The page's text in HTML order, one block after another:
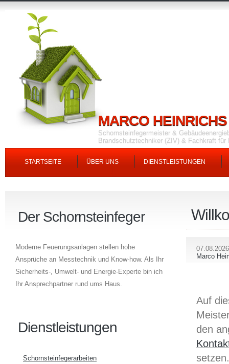
MARCO HEINRICHS
Schornsteinfegermeister &
Brandschutztechniker (ZIV) & Fachkraft
STARTSEITE ÜBER UNS DIENSTLEISTUNGEN
Marco
Auf
den
setzen.
Der Schornsteinfeger
Moderne Feuerungsanlagen stellen hohe
Ansprüche an Messtechnik und Know-how. Als Ihr
Sicherheits-, Umwelt- und Energie-Experte bin ich
Ihr Ansprechpartner rund ums Haus.
Dienstleistungen
Schornsteinfegerarbeiten